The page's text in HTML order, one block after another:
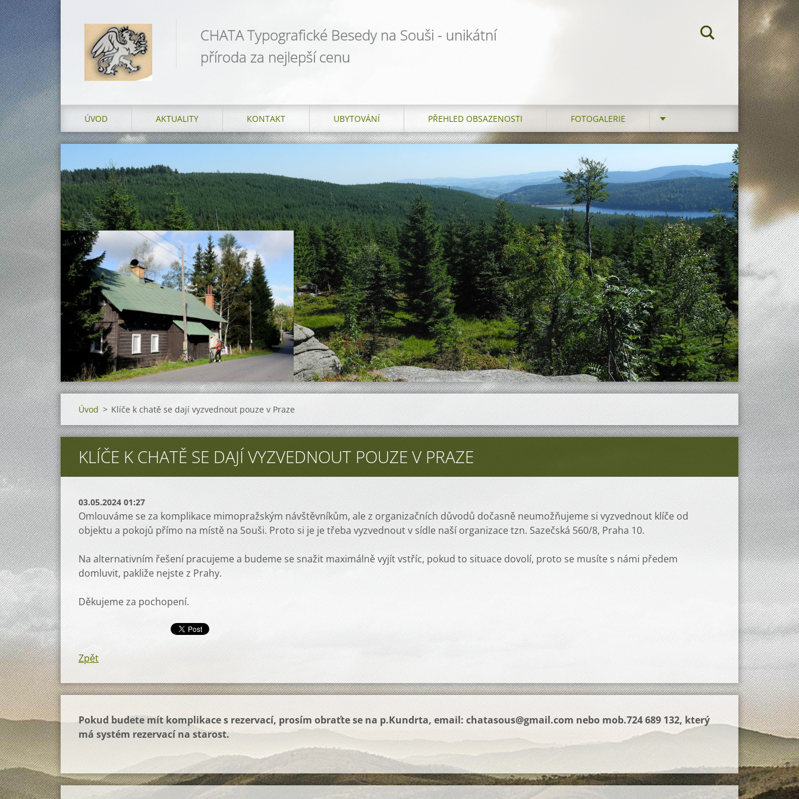
CHATA Typografické Besedy na Souši - unikátní
příroda za nejlepší cenu
ÚVOD AKTUALITY KONTAKT UBYTOVÁNÍ PŘEHLED OBSAZENOSTI FOTOGALERIE
Úvod > Klíče k chatě se dají vyzvednout pouze v Praze
KLÍČE K CHATĚ SE DAJÍ VYZVEDNOUT POUZE V PRAZE
03.05.2024 01:27
Omlouváme se za komplikace mimopražským návštěvníkům, ale z organizačních důvodů dočasně neumožňujeme si vyzvednout klíče od
objektu a pokojů přímo na místě na Souši. Proto si je je třeba vyzvednout v sídle naší organizace tzn. Sazečská 560/8, Praha 10.
Na alternativním řešení pracujeme a budeme se snažit maximálně vyjít vstříc, pokud to situace dovolí, proto se musíte s námi předem
domluvit, pakliže nejste z Prahy.
Děkujeme za pochopení.
Zpět
Pokud budete mít komplikace s rezervací, prosím obraťte se na p.Kundrta, email: chatasous@gmail.com nebo mob.724 689 132, který
má systém rezervací na starost.